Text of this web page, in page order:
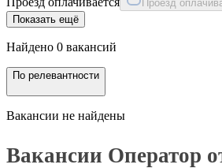
Проезд
Показать ещё
Найдено 0 вакансий
По релевантности
Вакансии не найдены
Вакансии Оператор